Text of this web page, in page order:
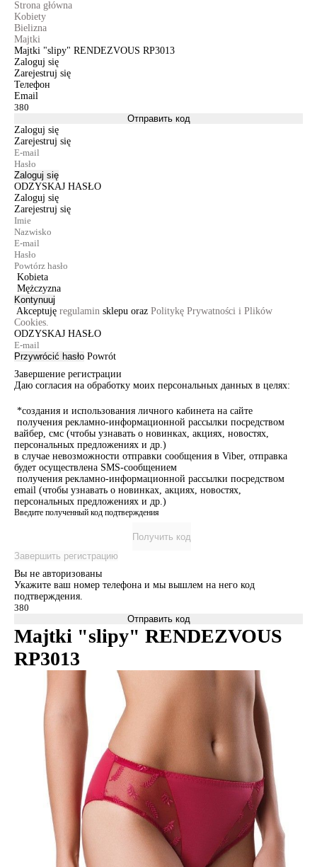
Strona główna
Kobiety
Bielizna
Majtki
Majtki "slipy" RENDEZVOUS RP3013
Zaloguj się
Zarejestruj się
Телефон
Email
Отправить код
Zaloguj się
Zarejestruj się
Zaloguj się
ODZYSKAJ HASŁO
Zaloguj się
Zarejestruj się
Kobieta
Mężczyzna
Kontynuuj
Akceptuję regulamin sklepu oraz Politykę Prywatności i Plików
Cookies.
ODZYSKAJ HASŁO
Przywrócić hasło Powrót
Завершение регистрации
Даю согласия на обработку моих персональных данных в целях:
*создания и использования личного кабинета на сайте
получения рекламно-информационной рассылки посредством
вайбер, смс (чтобы узнавать о новинках, акциях, новостях,
персональных предложениях и др.)
в случае невозможности отправки сообщения в Viber, отправка
будет осуществлена SMS-сообщением
получения рекламно-информационной рассылки посредством
email (чтобы узнавать о новинках, акциях, новостях,
персональных предложениях и др.)
Введите полученный код подтверждения
Получить код
Завершить регистрацию
Вы не авторизованы
Укажите ваш номер телефона и мы вышлем на него код
подтверждения.
Отправить код
Majtki "slipy" RENDEZVOUS
RP3013